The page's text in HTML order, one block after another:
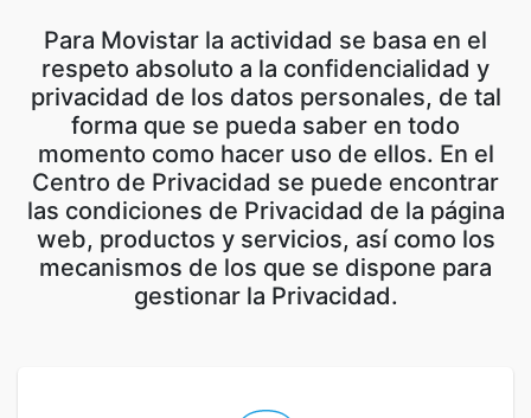
Para Movistar la actividad se basa en el
respeto absoluto a la confidencialidad y
privacidad de los datos personales, de tal
forma que se pueda saber en todo
momento como hacer uso de ellos. En el
Centro de Privacidad se puede encontrar
las condiciones de Privacidad de la página
web, productos y servicios, así como los
mecanismos de los que se dispone para
gestionar la Privacidad.